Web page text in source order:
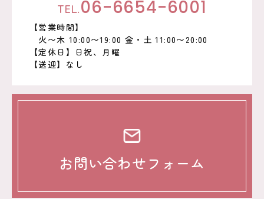
TEL.06-6654-6001
【営業時間】
火〜木 10:00〜19:00 金・土 11:00〜20:00
【定休日】日祝、月曜
【送迎】なし
お問い合わせフォーム